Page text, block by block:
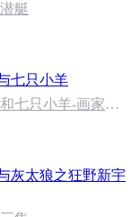
艇
七只小羊
七只小羊-画家小
灰太狼之狂野新宇